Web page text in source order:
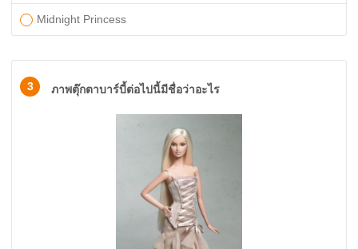
Midnight Princess
3 ภาพตุ๊กตาบาร์บี้ต่อไปนี้มีชื่อว่าอะไร